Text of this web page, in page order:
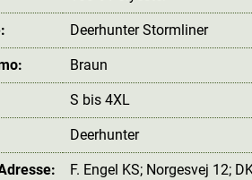
Deerhunter Stormliner
Braun
S bis 4XL
Deerhunter
F. Engel KS; Norgesvej 12;